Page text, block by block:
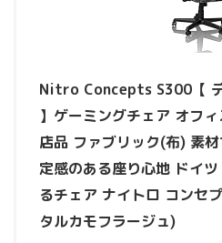
Nitro Concepts S300【
】ゲーミングチェア オフ
店品 ファブリック(布) 素
定感のある座り心地 ドイ
るチェア ナイトロ コンセ
タルカモフラージュ)